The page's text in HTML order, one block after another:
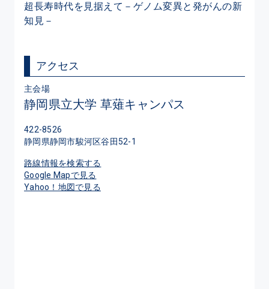
超長寿時代を見据えて－ゲノム変異と発がんの新
知見－
アクセス
主会場
静岡県立大学 草薙キャンパス
422-8526
静岡県静岡市駿河区谷田52-1
路線情報を検索する
Google Mapで見る
Yahoo！地図で見る